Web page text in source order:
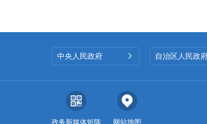
中央人民政府  自治区人民政
政务新媒体矩阵 网站地图